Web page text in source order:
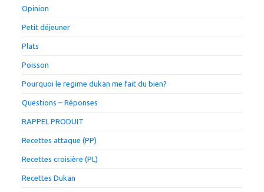
Opinion
Petit déjeuner
Plats
Poisson
Pourquoi le regime dukan me fait du bien?
Questions – Réponses
RAPPEL PRODUIT
Recettes attaque (PP)
Recettes croisière (PL)
Recettes Dukan